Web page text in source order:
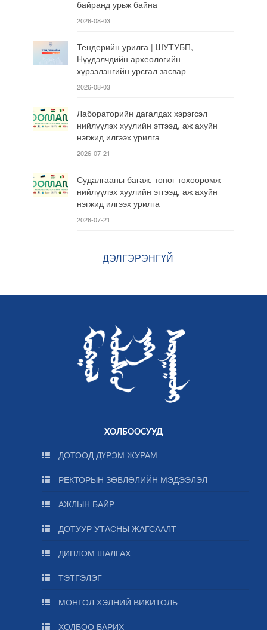
байранд урьж байна
2026-08-03
Тендерийн урилга | ШУТУБП,
Нүүдэлчдийн археологийн
хүрээлэнгийн урсгал засвар
2026-08-03
Лабораторийн дагалдах хэрэгсэл
нийлүүлэх хуулийн этгээд, аж ахуйн
нэгжид илгээх урилга
2026-07-21
Судалгааны багаж, тоног төхөөрөмж
нийлүүлэх хуулийн этгээд, аж ахуйн
нэгжид илгээх урилга
2026-07-21
ДЭЛГЭРЭНГҮЙ
ХОЛБООСУУД
ДОТООД ДҮРЭМ ЖУРАМ
РЕКТОРЫН ЗӨВЛӨЛИЙН МЭДЭЭЛЭЛ
АЖЛЫН БАЙР
ДОТУУР УТАСНЫ ЖАГСААЛТ
ДИПЛОМ ШАЛГАХ
ТЭТГЭЛЭГ
МОНГОЛ ХЭЛНИЙ ВИКИТОЛЬ
ХОЛБОО БАРИХ